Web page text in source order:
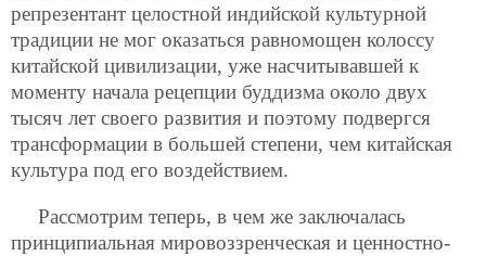
репрезентант целостной индийской культурной
традиции не мог оказаться равномощен колоссу
китайской цивилизации, уже насчитывавшей к
моменту начала рецепции буддизма около двух
тысяч лет своего развития и поэтому подвергся
трансформации в большей степени, чем китайская
культура под его воздействием.
Рассмотрим теперь, в чем же заключалась
принципиальная мировоззренческая и ценностно-